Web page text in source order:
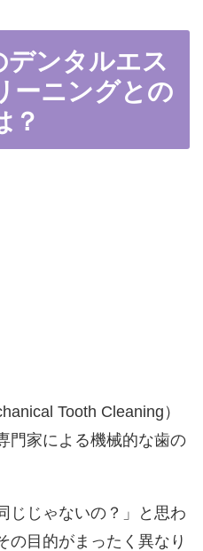
デンタルエス
ーニングとの
？
Tooth Cleaning）
門家による機械的な歯の
じじゃないの？」と思わ
の目的がまったく異なり